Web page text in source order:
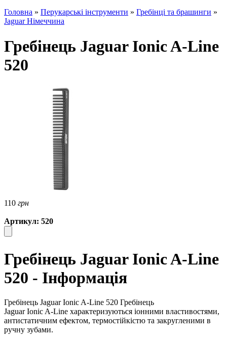
Головна » Перукарські інструменти » Гребінці та брашинги »
Jaguar Німеччина
Гребінець Jaguar Ionic A-Line
520
110 грн
Артикул: 520
Гребінець Jaguar Ionic A-Line
520 - Інформація
Гребінець Jaguar Ionic A-Line 520 Гребінець
Jaguar Ionic A-Line характеризуються іонними властивостями,
антистатичним ефектом, термостійкістю та закругленими в
ручну зубами.